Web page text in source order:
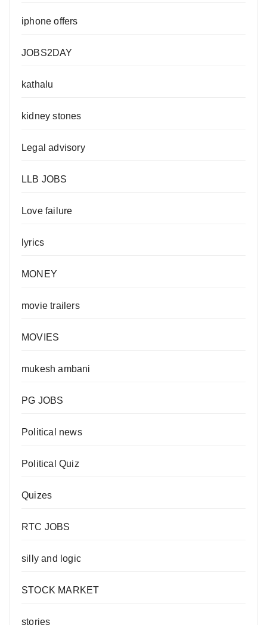
iphone offers
JOBS2DAY
kathalu
kidney stones
Legal advisory
LLB JOBS
Love failure
lyrics
MONEY
movie trailers
MOVIES
mukesh ambani
PG JOBS
Political news
Political Quiz
Quizes
RTC JOBS
silly and logic
STOCK MARKET
stories